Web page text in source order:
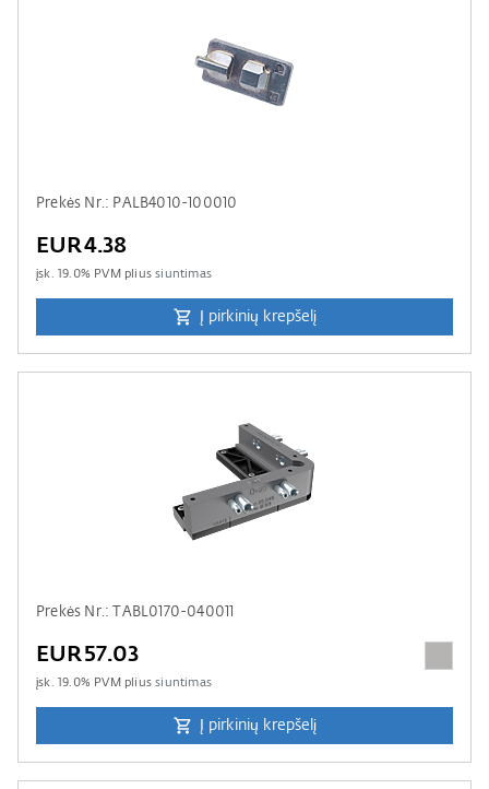
Prekės Nr.: PALB4010-100010
EUR4.38
įsk. 19.0% PVM pliussiuntimas
Į pirkinių krepšelį
Prekės Nr.: TABL0170-040011
EUR57.03
įsk. 19.0% PVM pliussiuntimas
Į pirkinių krepšelį